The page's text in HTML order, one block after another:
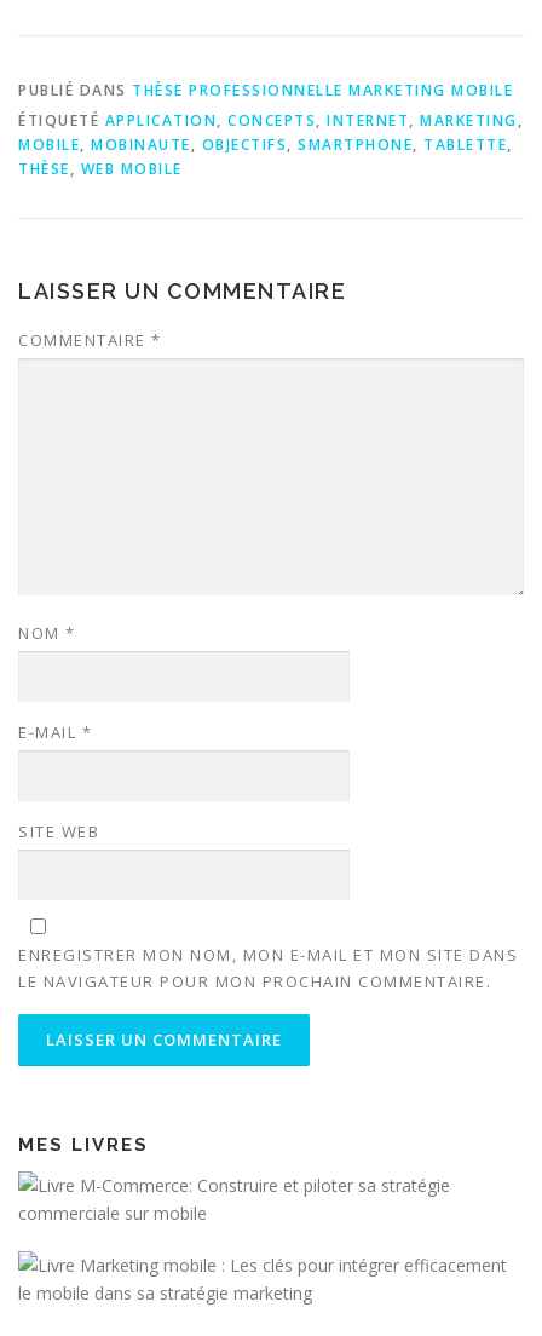
PUBLIÉ DANS THÈSE PROFESSIONNELLE MARKETING MOBILE
ÉTIQUETÉ APPLICATION, CONCEPTS, INTERNET, MARKETING,
MOBILE, MOBINAUTE, OBJECTIFS, SMARTPHONE, TABLETTE,
THÈSE, WEB MOBILE
LAISSER UN COMMENTAIRE
COMMENTAIRE *
NOM *
E-MAIL *
SITE WEB
ENREGISTRER MON NOM, MON E-MAIL ET MON SITE DANS
LE NAVIGATEUR POUR MON PROCHAIN COMMENTAIRE.
MES LIVRES